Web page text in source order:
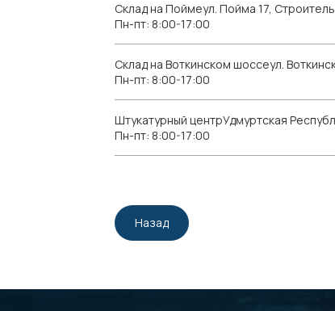
Склад на Поймеул. Пойма 17,
Пн-пт: 8:00-17:00
Склад на Воткинском шоссеул.
Пн-пт: 8:00-17:00
Штукатурный центрУдмуртская
Пн-пт: 8:00-17:00
Назад